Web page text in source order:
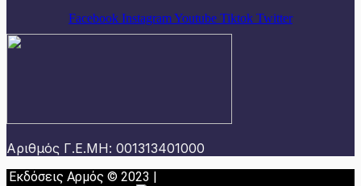
Facebook InstagramYoutube Tiktok Twitter
Αριθμός Γ.Ε.ΜΗ: 001313401000
Εκδόσεις Αρμός © 2023 |